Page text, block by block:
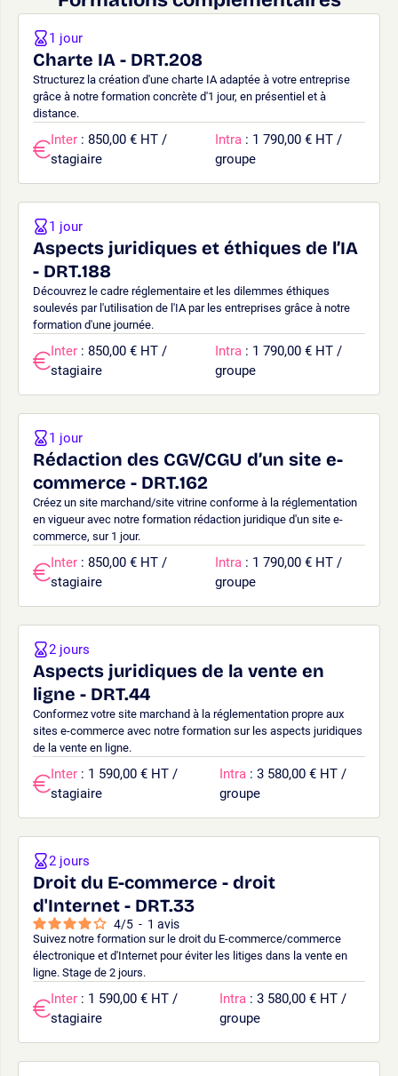
Charte IA - DRT.208
Structurez la création d'une charte IA adaptée à votre entreprise
grâce à notre formation concrète d'1 jour, en présentiel et à
distance.
1 jour
Inter : 850,00 € HT /
stagiaire
Intra : 1 790,00 € HT /
groupe
Aspects juridiques et éthiques de l’IA
- DRT.188
Découvrez le cadre réglementaire et les dilemmes éthiques
soulevés par l'utilisation de l'IA par les entreprises grâce à notre
formation d'une journée.
1 jour
Inter : 850,00 € HT /
stagiaire
Intra : 1 790,00 € HT /
groupe
Rédaction des CGV/CGU d’un site e-
commerce - DRT.162
Créez un site marchand/site vitrine conforme à la réglementation
en vigueur avec notre formation rédaction juridique d'un site e-
commerce, sur 1 jour.
1 jour
Inter : 850,00 € HT /
stagiaire
Intra : 1 790,00 € HT /
groupe
Aspects juridiques de la vente en
ligne - DRT.44
Conformez votre site marchand à la réglementation propre aux
sites e-commerce avec notre formation sur les aspects juridiques
de la vente en ligne.
2 jours
Inter : 1 590,00 € HT /
stagiaire
Intra : 3 580,00 € HT /
groupe
Droit du E-commerce - droit
d'Internet - DRT.33
4/5 - 1 avis
Suivez notre formation sur le droit du E-commerce/commerce
électronique et d'Internet pour éviter les litiges dans la vente en
ligne. Stage de 2 jours.
2 jours
Inter : 1 590,00 € HT /
stagiaire
Intra : 3 580,00 € HT /
groupe